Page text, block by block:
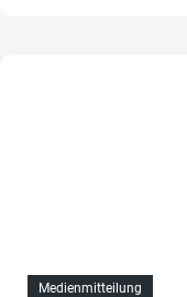
Medienmitteilung